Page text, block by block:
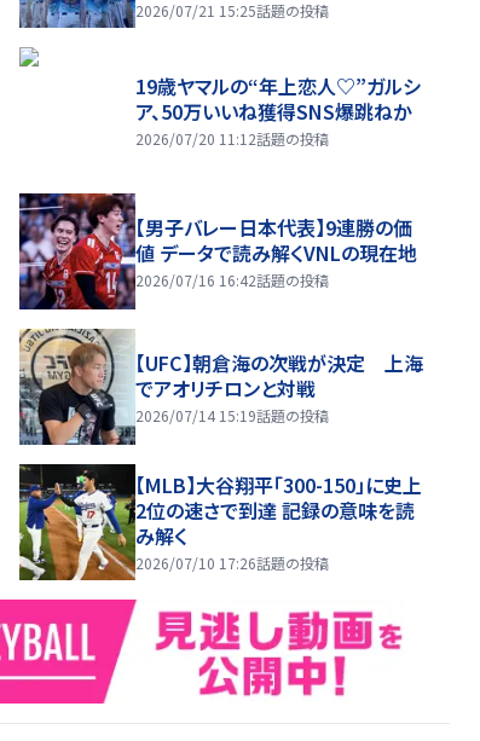
2026/07/21 15:25話題の投稿
19歳ヤマルの“年上恋人♡”ガルシ
ア、50万いいね獲得SNS爆跳ねか
2026/07/20 11:12話題の投稿
【男子バレー日本代表】9連勝の価
値 データで読み解くVNLの現在地
2026/07/16 16:42話題の投稿
【UFC】朝倉海の次戦が決定 上海
でアオリチロンと対戦
2026/07/14 15:19話題の投稿
【MLB】大谷翔平「300-150」に史上
2位の速さで到達 記録の意味を読
み解く
2026/07/10 17:26話題の投稿